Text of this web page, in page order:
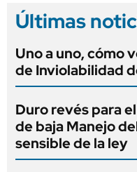
Últimas
Uno a uno, cómo
de Inviolabilidad
Duro revés para
de baja Manejo
sensible de la ley